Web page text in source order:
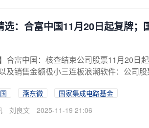
选：合富中国11月20日起复牌
】合富中国：核查结束公司股票11月20
及销售金额极小三连板浪潮软件：公司
燕东微
国家集成电路基金
刘良文 2025-11-19 21:06